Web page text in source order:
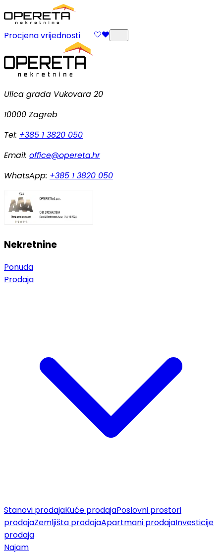
Procjena vrijednosti
Ulica grada Vukovara 20
10000 Zagreb
Tel: +385 1 3820 050
Email: office@opereta.hr
WhatsApp: +385 1 3820 050
Nekretnine
Ponuda
Prodaja
Stanovi prodajaKuće prodajaPoslovni prostori
prodajaZemljišta prodajaApartmani prodajaInvesticije
prodaja
Najam